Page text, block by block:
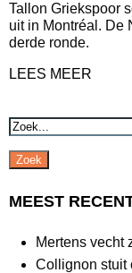
Tallon Griekspoor
uit in Montréal. De
derde ronde.
LEES MEER
Zoek
MEEST
Mertens vecht
Collignon stuit